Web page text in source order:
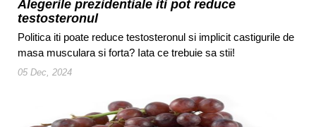
Alegerile prezidentiale iti pot reduce
testosteronul
Politica iti poate reduce testosteronul si implicit castigurile de
masa musculara si forta? Iata ce trebuie sa stii!
05 Dec, 2024